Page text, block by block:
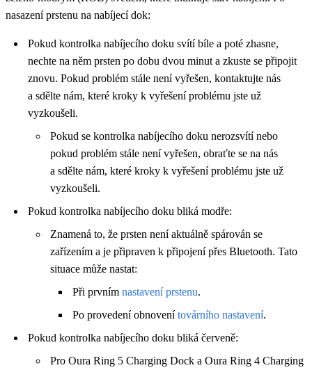
nasazení prstenu na nabíjecí dok:
Pokud kontrolka nabíjecího doku svítí bíle a poté zhasne,
nechte na něm prsten po dobu dvou minut a zkuste se připojit
znovu. Pokud problém stále není vyřešen, kontaktujte nás
a sdělte nám, které kroky k vyřešení problému jste už
vyzkoušeli.
Pokud se kontrolka nabíjecího doku nerozsvítí nebo
pokud problém stále není vyřešen, obraťte se na nás
a sdělte nám, které kroky k vyřešení problému jste už
vyzkoušeli.
Pokud kontrolka nabíjecího doku bliká modře:
Znamená to, že prsten není aktuálně spárován se
zařízením a je připraven k připojení přes Bluetooth. Tato
situace může nastat:
Při prvním nastavení prstenu.
Po provedení obnovenítovárního nastavení.
Pokud kontrolka nabíjecího doku bliká červeně:
Pro Oura Ring 5 Charging Dock a Oura Ring 4 Charging